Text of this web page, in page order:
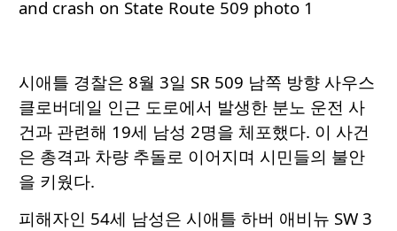
시애틀 경찰은 8월 3일 SR 509 남쪽 방향 사우스
클로버데일 인근 도로에서 발생한 분노 운전 사
건과 관련해 19세 남성 2명을 체포했다. 이 사건
은 총격과 차량 추돌로 이어지며 시민들의 불안
을 키웠다.
피해자인 54세 남성은 시애틀 하버 애비뉴 SW 3